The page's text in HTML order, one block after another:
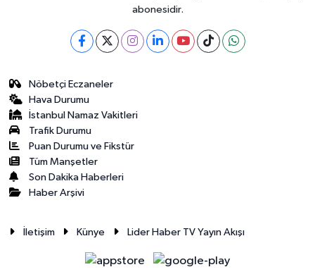
abonesidir.
Nöbetçi Eczaneler
Hava Durumu
İstanbul Namaz Vakitleri
Trafik Durumu
Puan Durumu ve Fikstür
Tüm Manşetler
Son Dakika Haberleri
Haber Arşivi
İletişim Künye Lider Haber TV Yayın Akışı